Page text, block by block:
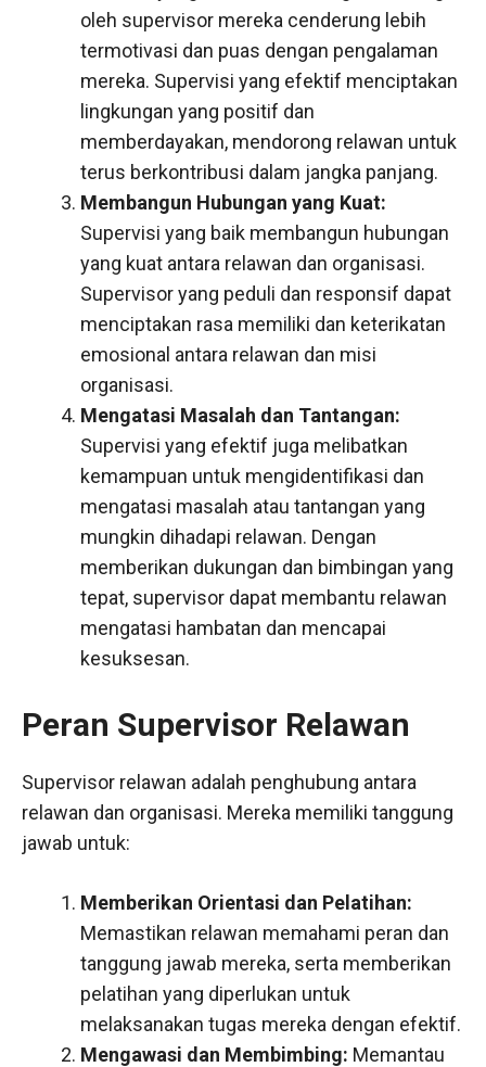
oleh supervisor mereka cenderung lebih
termotivasi dan puas dengan pengalaman
mereka. Supervisi yang efektif menciptakan
lingkungan yang positif dan
memberdayakan, mendorong relawan untuk
terus berkontribusi dalam jangka panjang.
Membangun Hubungan yang Kuat:
Supervisi yang baik membangun hubungan
yang kuat antara relawan dan organisasi.
Supervisor yang peduli dan responsif dapat
menciptakan rasa memiliki dan keterikatan
emosional antara relawan dan misi
organisasi.
Mengatasi Masalah dan Tantangan:
Supervisi yang efektif juga melibatkan
kemampuan untuk mengidentifikasi dan
mengatasi masalah atau tantangan yang
mungkin dihadapi relawan. Dengan
memberikan dukungan dan bimbingan yang
tepat, supervisor dapat membantu relawan
mengatasi hambatan dan mencapai
kesuksesan.
Peran Supervisor Relawan
Supervisor relawan adalah penghubung antara
relawan dan organisasi. Mereka memiliki tanggung
jawab untuk:
Memberikan Orientasi dan Pelatihan:
Memastikan relawan memahami peran dan
tanggung jawab mereka, serta memberikan
pelatihan yang diperlukan untuk
melaksanakan tugas mereka dengan efektif.
Mengawasi dan Membimbing: Memantau